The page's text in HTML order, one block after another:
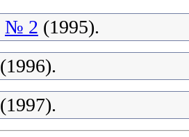
№ 2 (1995).
(1996).
(1997).